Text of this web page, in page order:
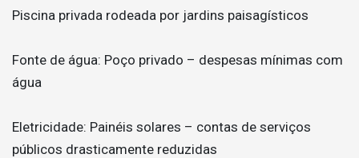
Piscina privada rodeada por jardins paisagísticos
Fonte de água: Poço privado – despesas mínimas com
água
Eletricidade: Painéis solares – contas de serviços
públicos drasticamente reduzidas